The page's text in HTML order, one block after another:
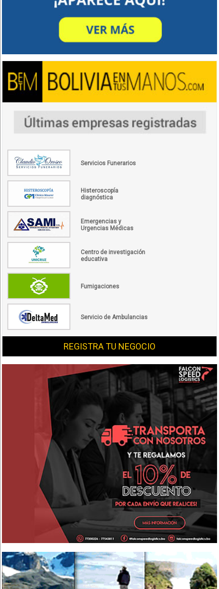
Servicios Funerarios
Histeroscopía
diagnóstica
Emergencias y
Urgencias Médicas
Centro de investigación
educativa
Fumigaciones
Servicio de Ambulancias
REGISTRA TU NEGOCIO